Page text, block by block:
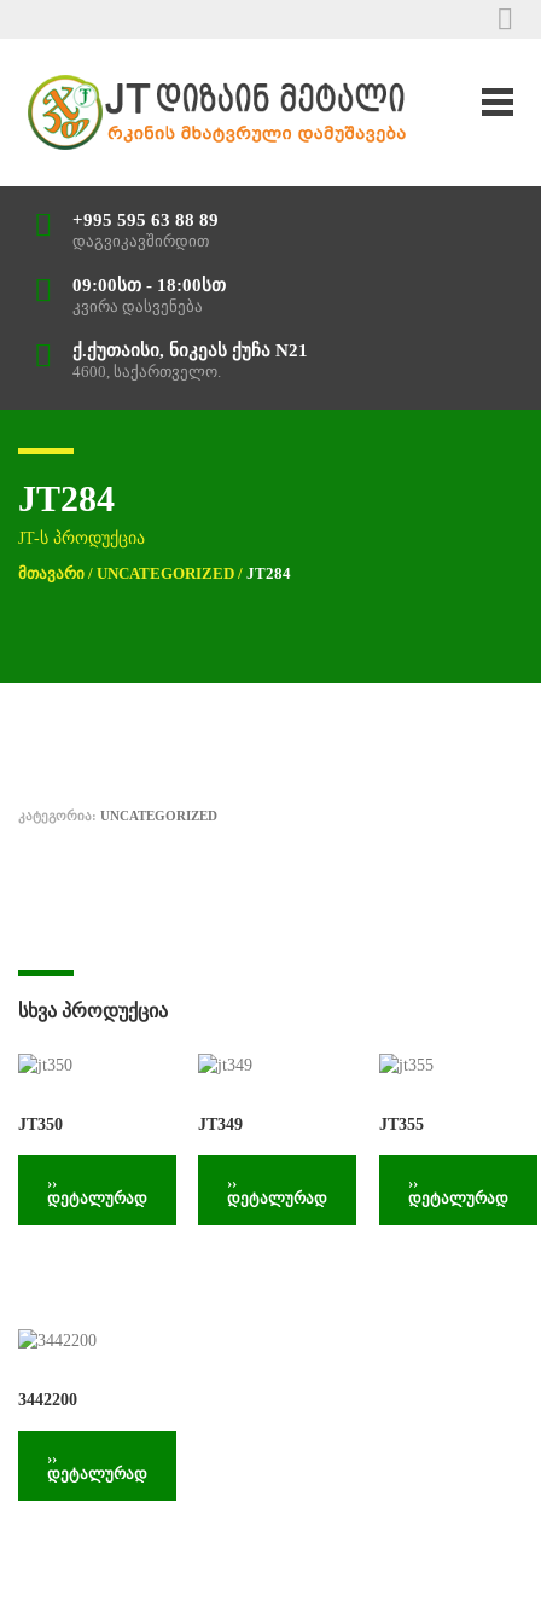
+995 595 63 88 89
დაგვიკავშირდით
09:00სთ - 18:00სთ
კვირა დასვენება
ქ.ქუთაისი, ნიკეას ქუჩა N21
4600, საქართველო.
JT284
JT-ს პროდუქცია
ᲛᲗᲐᲕᲐᲠᲘ / UNCATEGORIZED / JT284
ᲙᲐᲢᲔᲒᲝᲠᲘᲐ: UNCATEGORIZED
ᲡᲮᲕᲐ ᲞᲠᲝᲓᲣᲥᲪᲘᲐ
JT350
››
დეტალურად
JT349
››
დეტალურად
JT355
››
დეტალურად
3442200
››
დეტალურად